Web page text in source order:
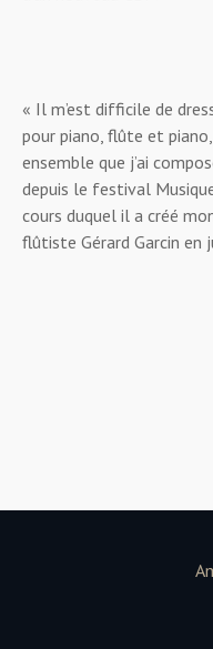
« Il m’est difficile de
pour piano, flûte et
ensemble que j’ai
depuis le festival
cours duquel il a créé
flûtiste Gérard Garcin en